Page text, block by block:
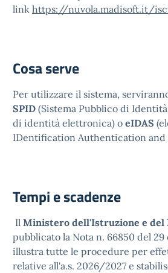
link https://nuvola.madisoft.it/
Cosa serve
Per utilizzare il sistema,
SPID (Sistema Pubblico di
di identità elettronica) o eIDAS
IDentification Authentication and
Tempi e scadenze
Il Ministero dell'Istruzione e
pubblicato la Nota n. 66850 del
illustra tutte le procedure per
relative all'a.s. 2026/2027 e